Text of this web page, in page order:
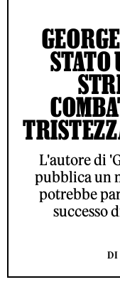
STATO
L'autore di
pubblica un
potrebbe
successo
DI